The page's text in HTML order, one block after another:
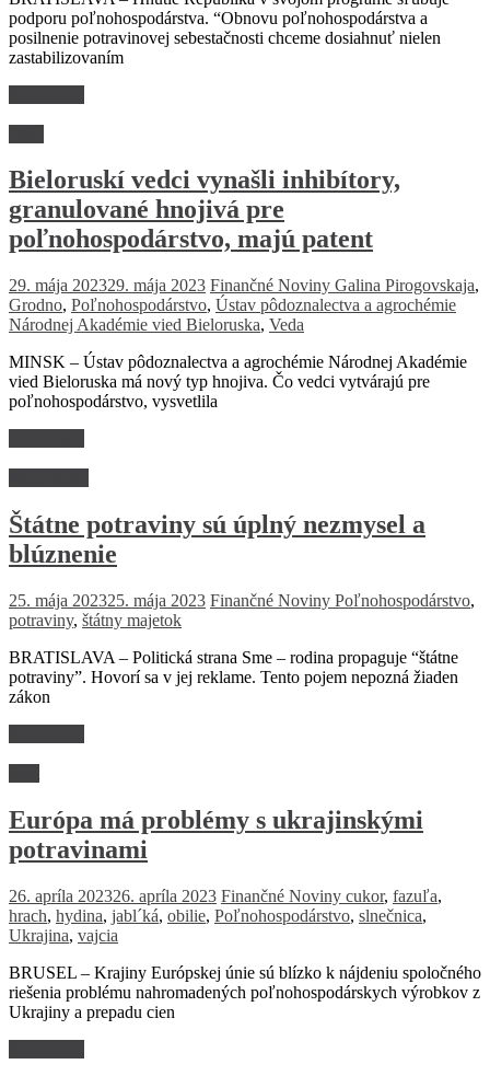
podporu poľnohospodárstva. “Obnovu poľnohospodárstva a
posilnenie potravinovej sebestačnosti chceme dosiahnuť nielen
zastabilizovaním
Bieloruskí vedci vynašli inhibítory,
granulované hnojivá pre
poľnohospodárstvo, majú patent
29. mája 202329. mája 2023 Finančné Noviny Galina Pirogovskaja,
Grodno, Poľnohospodárstvo, Ústav pôdoznalectva a agrochémie
Národnej Akadémie vied Bieloruska, Veda
MINSK – Ústav pôdoznalectva a agrochémie Národnej Akadémie
vied Bieloruska má nový typ hnojiva. Čo vedci vytvárajú pre
poľnohospodárstvo, vysvetlila
Štátne potraviny sú úplný nezmysel a
blúznenie
25. mája 202325. mája 2023 Finančné Noviny Poľnohospodárstvo,
potraviny, štátny majetok
BRATISLAVA – Politická strana Sme – rodina propaguje “štátne
potraviny”. Hovorí sa v jej reklame. Tento pojem nepozná žiaden
zákon
Európa má problémy s ukrajinskými
potravinami
26. apríla 202326. apríla 2023 Finančné Noviny cukor, fazuľa,
hrach, hydina, jabl´ká, obilie, Poľnohospodárstvo, slnečnica,
Ukrajina, vajcia
BRUSEL – Krajiny Európskej únie sú blízko k nájdeniu spoločného
riešenia problému nahromadených poľnohospodárskych výrobkov z
Ukrajiny a prepadu cien